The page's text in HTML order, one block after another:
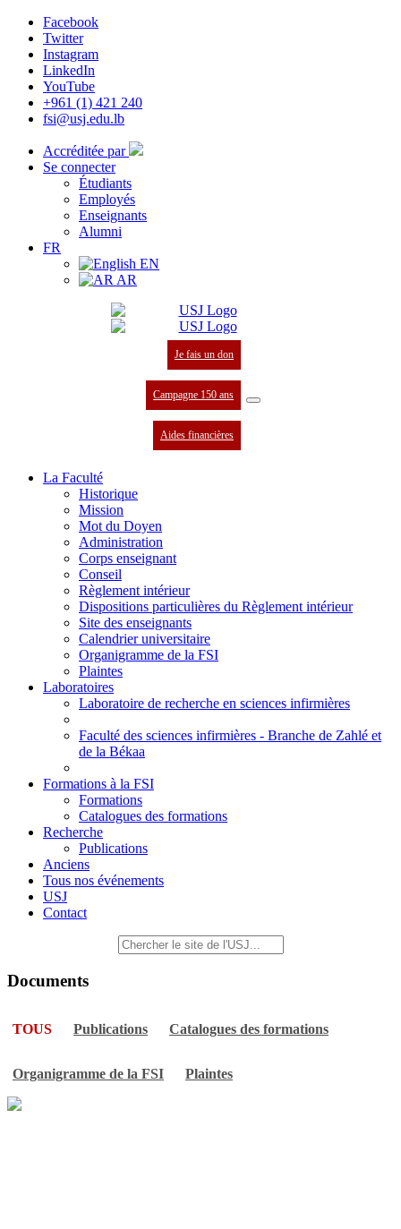
Facebook
Twitter
Instagram
LinkedIn
YouTube
+961 (1) 421 240
fsi@usj.edu.lb
Accréditée par
Se connecter
Étudiants
Employés
Enseignants
Alumni
FR
EN
AR
Je fais un don
Campagne 150 ans
Aides financières
La Faculté
Historique
Mission
Mot du Doyen
Administration
Corps enseignant
Conseil
Règlement intérieur
Dispositions particulières du Règlement intérieur
Site des enseignants
Calendrier universitaire
Organigramme de la FSI
Plaintes
Laboratoires
Laboratoire de recherche en sciences infirmières
Faculté des sciences infirmières - Branche de Zahlé et
de la Békaa
Formations à la FSI
Formations
Catalogues des formations
Recherche
Publications
Anciens
Tous nos événements
USJ
Contact
Documents
TOUS Publications Catalogues des formations
Organigramme de la FSI Plaintes